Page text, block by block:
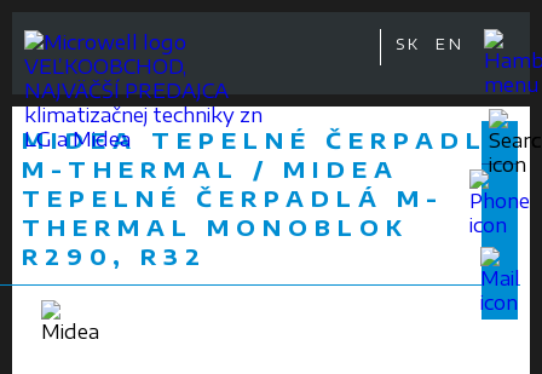
VEĽKOOBCHOD,
NAJVÄČŠÍ PREDAJCA
klimatizačnej techniky zn
LG a Midea
SK EN
MIDEA TEPELNÉ ČERPADLÁ
M-THERMAL / MIDEA
TEPELNÉ ČERPADLÁ M-
THERMAL MONOBLOK
R290, R32